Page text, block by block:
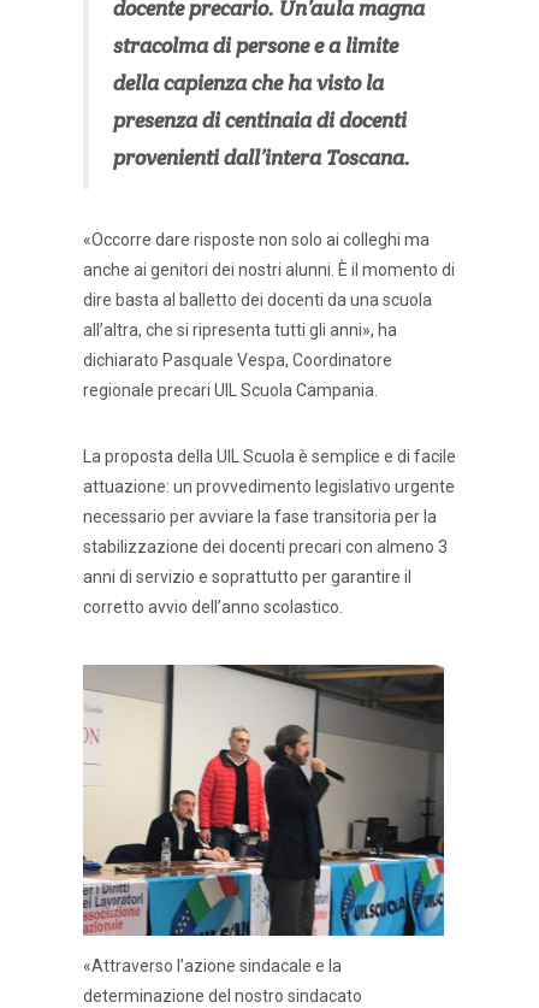
docente precario. Un’aula magna
stracolma di persone e a limite
della capienza che ha visto la
presenza di centinaia di docenti
provenienti dall’intera Toscana.
«Occorre dare risposte non solo ai colleghi ma
anche ai genitori dei nostri alunni. È il momento di
dire basta al balletto dei docenti da una scuola
all’altra, che si ripresenta tutti gli anni», ha
dichiarato Pasquale Vespa, Coordinatore
regionale precari UIL Scuola Campania.
La proposta della UIL Scuola è semplice e di facile
attuazione: un provvedimento legislativo urgente
necessario per avviare la fase transitoria per la
stabilizzazione dei docenti precari con almeno 3
anni di servizio e soprattutto per garantire il
corretto avvio dell’anno scolastico.
«Attraverso l’azione sindacale e la
determinazione del nostro sindacato